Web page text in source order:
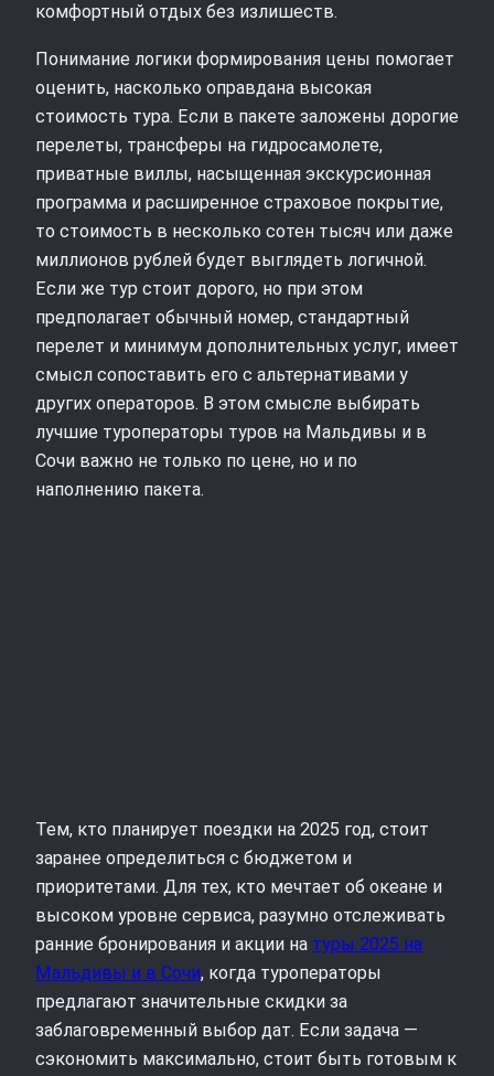
комфортный отдых без излишеств.
Понимание логики формирования цены помогает
оценить, насколько оправдана высокая
стоимость тура. Если в пакете заложены дорогие
перелеты, трансферы на гидросамолете,
приватные виллы, насыщенная экскурсионная
программа и расширенное страховое покрытие,
то стоимость в несколько сотен тысяч или даже
миллионов рублей будет выглядеть логичной.
Если же тур стоит дорого, но при этом
предполагает обычный номер, стандартный
перелет и минимум дополнительных услуг, имеет
смысл сопоставить его с альтернативами у
других операторов. В этом смысле выбирать
лучшие туроператоры туров на Мальдивы и в
Сочи важно не только по цене, но и по
наполнению пакета.
Тем, кто планирует поездки на 2025 год, стоит
заранее определиться с бюджетом и
приоритетами. Для тех, кто мечтает об океане и
высоком уровне сервиса, разумно отслеживать
ранние бронирования и акции на туры 2025 на
Мальдивы и в Сочи, когда туроператоры
предлагают значительные скидки за
заблаговременный выбор дат. Если задача —
сэкономить максимально, стоит быть готовым к